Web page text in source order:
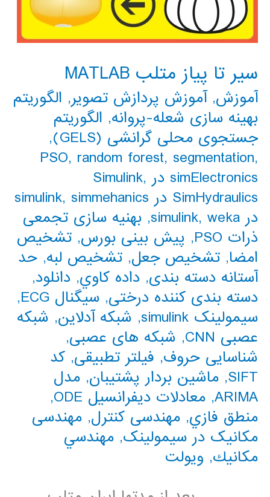
سیر تا پیاز متلب MATLAB
آموزش,آموزش پردازش تصویر, الگوریتم
بهینه سازی شعله-پروانه, الگوریتم
جستجوی محلی گرانشی (GELS)
,
PSO, random forest, segmentation,
simElectronics در Simulink
,
SimHydraulics در simulink
, simmehanics
در simulink
, weka
, بهنیه سازی تجمعی
ذرات PSO
, پیش بینی بورس, تشخیص
امضا, تشخیص جعل, تشخیص لبه, حد
آستانه دسته بندی, داده كاوي, دانلود,
دسته بندی کننده درختی, سیگنال ECG
,
سیمولینک simulink
, شبکه آدلاین, شبکه
عصبی CNN
, شبکه های عصبی,
شناسایی حروف, فیلتر تطبیقی, کد
SIFT
, ماشین بردار پشتیبان, مدل
ARIMA
, معادلات دیفرانسیل ODE
,
منطق فازي, مهندسی کنترل, مهندسی
مکانیک در سیمولینک, مهندسي
مكانيك, ویولت